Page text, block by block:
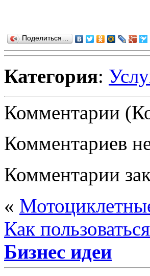
Поделиться…
Категория:
Комментарии
Комментариев
Комментарии
«
Как
Бизнес идеи